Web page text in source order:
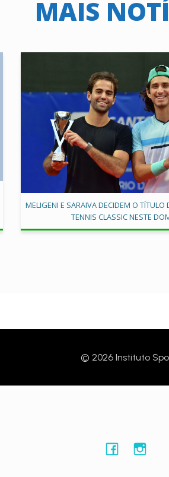
MAIS
MELIGENI E SARAIVA DECIDEM O TÍTULO
TENNIS CLASSIC NESTE
© 2026 Instituto